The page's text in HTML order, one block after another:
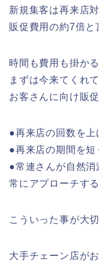
新規集客は再来店
販促費用の約7倍と
時間も費用も掛か
まずは今来てくれ
お客さんに向け販
●再来店の回数を上
●再来店の期間を短
●常連さんが自然消
常にアプローチする
こういった事が大
大手チェーン店が